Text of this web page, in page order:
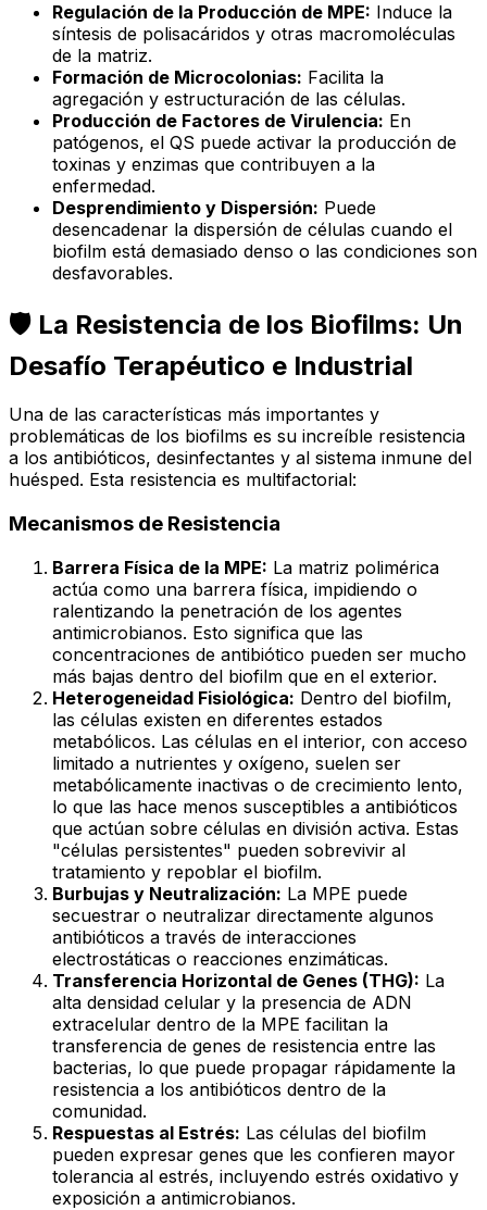
Regulación de la Producción de MPE: Induce la
síntesis de polisacáridos y otras macromoléculas
de la matriz.
Formación de Microcolonias: Facilita la
agregación y estructuración de las células.
Producción de Factores de Virulencia: En
patógenos, el QS puede activar la producción de
toxinas y enzimas que contribuyen a la
enfermedad.
Desprendimiento y Dispersión: Puede
desencadenar la dispersión de células cuando el
biofilm está demasiado denso o las condiciones son
desfavorables.
🛡️ La Resistencia de los Biofilms: Un
Desafío Terapéutico e Industrial
Una de las características más importantes y
problemáticas de los biofilms es su increíble resistencia
a los antibióticos, desinfectantes y al sistema inmune del
huésped. Esta resistencia es multifactorial:
Mecanismos de Resistencia
Barrera Física de la MPE: La matriz polimérica
actúa como una barrera física, impidiendo o
ralentizando la penetración de los agentes
antimicrobianos. Esto significa que las
concentraciones de antibiótico pueden ser mucho
más bajas dentro del biofilm que en el exterior.
Heterogeneidad Fisiológica: Dentro del biofilm,
las células existen en diferentes estados
metabólicos. Las células en el interior, con acceso
limitado a nutrientes y oxígeno, suelen ser
metabólicamente inactivas o de crecimiento lento,
lo que las hace menos susceptibles a antibióticos
que actúan sobre células en división activa. Estas
"células persistentes" pueden sobrevivir al
tratamiento y repoblar el biofilm.
Burbujas y Neutralización: La MPE puede
secuestrar o neutralizar directamente algunos
antibióticos a través de interacciones
electrostáticas o reacciones enzimáticas.
Transferencia Horizontal de Genes (THG): La
alta densidad celular y la presencia de ADN
extracelular dentro de la MPE facilitan la
transferencia de genes de resistencia entre las
bacterias, lo que puede propagar rápidamente la
resistencia a los antibióticos dentro de la
comunidad.
Respuestas al Estrés: Las células del biofilm
pueden expresar genes que les confieren mayor
tolerancia al estrés, incluyendo estrés oxidativo y
exposición a antimicrobianos.